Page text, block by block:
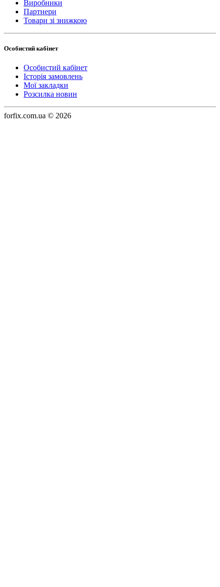
Виробники
Партнери
Товари зі знижкою
Особистий кабінет
Особистий кабінет
Історія замовлень
Мої закладки
Розсилка новин
forfix.com.ua © 2026